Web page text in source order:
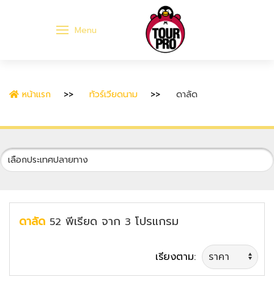
Menu
หน้าแรก ทัวร์เวียดนาม ดาลัด
ดาลัด 52 พีเรียด จาก 3 โปรแกรม
เรียงตาม: